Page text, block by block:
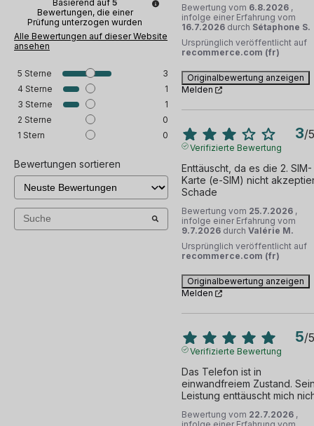
Bluetooth
Geolokalisierung
Fingerabdruckleser
IMEI
Basierend auf 5
Bewertungen, die einer
Prüfung unterzogen wurden
Alle Bewertungen auf dieser Website
ansehen
5 Sterne
3
4 Sterne
1
3 Sterne
1
2 Sterne
0
1 Stern 0
Bewertungen sortieren
Bewertung vom 6.8.2026 ,
infolge einer Erfahrung vom
16.7.2026 durch Sétaphone S.
Ursprünglich veröffentlicht auf
recommerce.com (fr)
Originalbewertung anzeigen
Melden
3/5
Verifizierte Bewertung
Enttäuscht, da es die 2. SIM-
Karte (e-SIM) nicht
Schade
Bewertung vom 25.7.2026 ,
infolge einer Erfahrung vom
9.7.2026 durch Valérie M.
Ursprünglich veröffentlicht auf
recommerce.com (fr)
Originalbewertung anzeigen
Melden
5/5
Verifizierte Bewertung
Das Telefon ist in
einwandfreiem Zustand.
Leistung enttäuscht mich
Bewertung vom 22.7.2026 ,